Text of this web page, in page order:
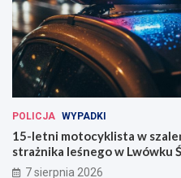
POLICJA WYPADKI
15-letni motocyklista w
strażnika leśnego w Lwówku
7 sierpnia 2026